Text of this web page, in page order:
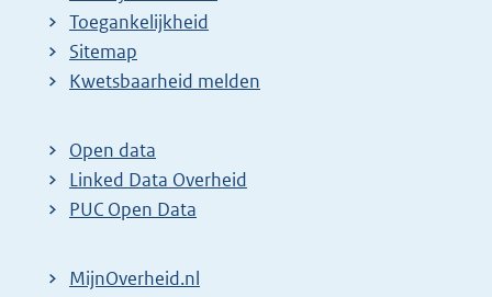
Toegankelijkheid
Sitemap
Kwetsbaarheid melden
Open data
Linked Data Overheid
PUC Open Data
MijnOverheid.nl